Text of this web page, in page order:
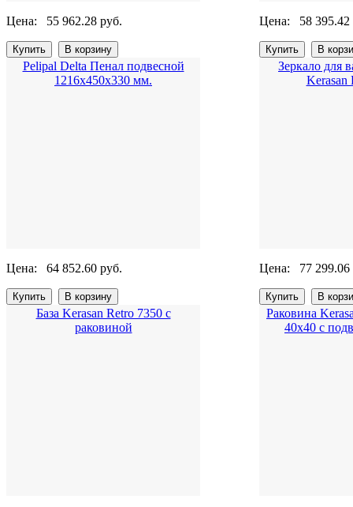
Цена: 55 962.28 руб. Цена: 58 395.42
Pelipal Delta Пенал подвесной
1216х450х330 мм.
Цена: 64 852.60 руб.
Зеркало для
Kerasan
Цена: 77 299.06
База Kerasan Retro 7350 с
раковиной
Раковина
40x40 с